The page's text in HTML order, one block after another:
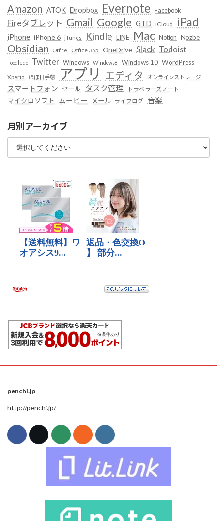
Amazon ATOK Dropbox Evernote Facebook
Fireタブレット Gmail Google GTD iCloud iPad
iPhone iPhone 6 iTunes Kindle LINE Mac Notion Nozbe
Obsidian Office Office 365 OneDrive Slack Todoist
Toodledo Twitter Windows Windows8 Windows 10 WordPress
Xperia ほぼ日手帳 アプリ エディタ オンラインストレージ
スマートフォン セール タスク管理 トラベラーズノート
マイクロソフト ムービー メール ライフログ 音楽
月別アーカイブ
penchi.jp
http://penchi.jp/